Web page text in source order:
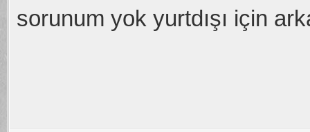
sorunum yok yurtdışı için